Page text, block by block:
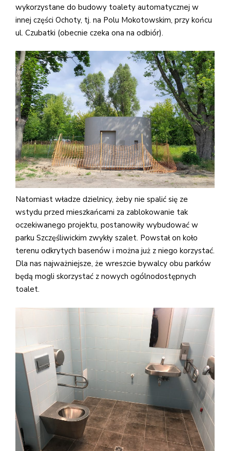
wykorzystane do budowy toalety automatycznej w
innej części Ochoty, tj. na Polu Mokotowskim, przy końcu
ul. Czubatki (obecnie czeka ona na odbiór).
Natomiast władze dzielnicy, żeby nie spalić się ze
wstydu przed mieszkańcami za zablokowanie tak
oczekiwanego projektu, postanowiły wybudować w
parku Szczęśliwickim zwykły szalet. Powstał on koło
terenu odkrytych basenów i można już z niego korzystać.
Dla nas najważniejsze, że wreszcie bywalcy obu parków
będą mogli skorzystać z nowych ogólnodostępnych
toalet.